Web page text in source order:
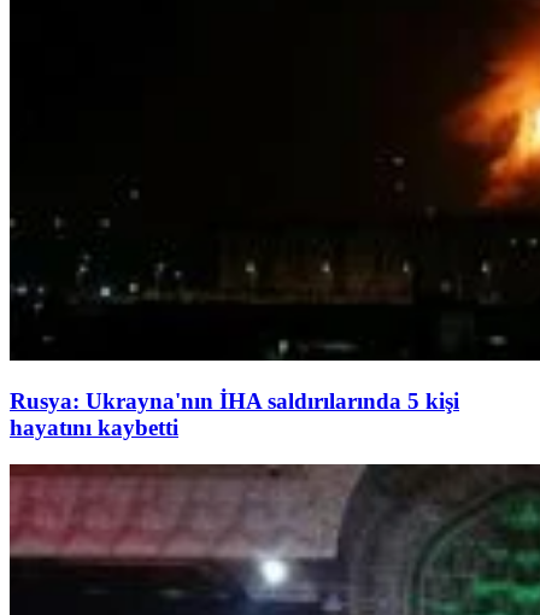
Rusya: Ukrayna'nın İHA saldırılarında 5 kişi
hayatını kaybetti